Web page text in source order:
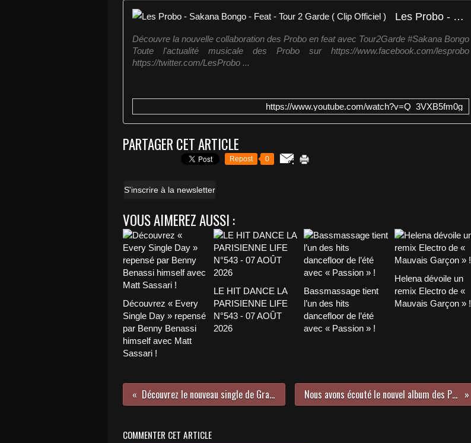
Les Probo - Sakana Bongo - Feat - Tour 2 Garde ( Clip Officiel )
Découvre la nouvelle collaboration des Probo en feat avec Tour2Garde #Sakana Bongo
Toute l'actualité musicale des Probo sur https://www.facebook.com/lesprobo
https://twitter.com/LesProbo ...
https://www.youtube.com/watch?v=Q_3VXB5fm0g
PARTAGER CET ARTICLE
Repost 0
S'inscrire à la newsletter
VOUS AIMEREZ AUSSI :
Découvrez « Every
Single Day » repensé
par Benny Benassi
himself avec Matt
Sassari !
LE HIT DANCE LA
PARISIENNE LIFE
N°543 - 07 AOÛT
2026
Bassmassage tient
l’un des hits
dancefloor de l’été
avec « Passion » !
Helena dévoile un
remix Electro de «
Mauvais Garçon » !
Découvrez le nouveau single de Graham Candy ! Nous avons écouté le nouvel album des Pet Shop Boys !
COMMENTER CET ARTICLE